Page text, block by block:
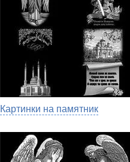
Картинки на памятник